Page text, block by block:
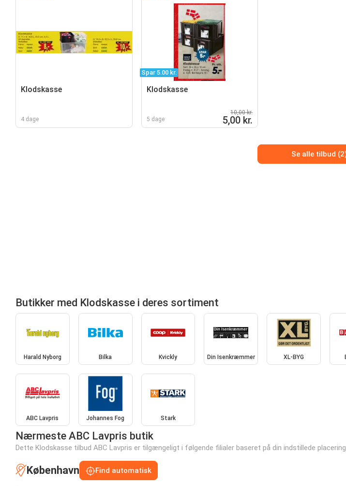
Klodskasse
4 dage
Spar 5.00 kr.
Klodskasse
5 dage
10,00 kr.
5,00 kr.
Se alle tilbud
Butikker med Klodskasse i deres sortiment
Harald Nyborg Bilka Kvickly Din Isenkræmmer XL-BYG
ABC Lavpris Johannes Fog Stark
Nærmeste ABC Lavpris butik
Dette Klodskasse tilbud ABC Lavpris er tilgængeligt i følgende filialer baseret på din indstillede
København Find automatisk